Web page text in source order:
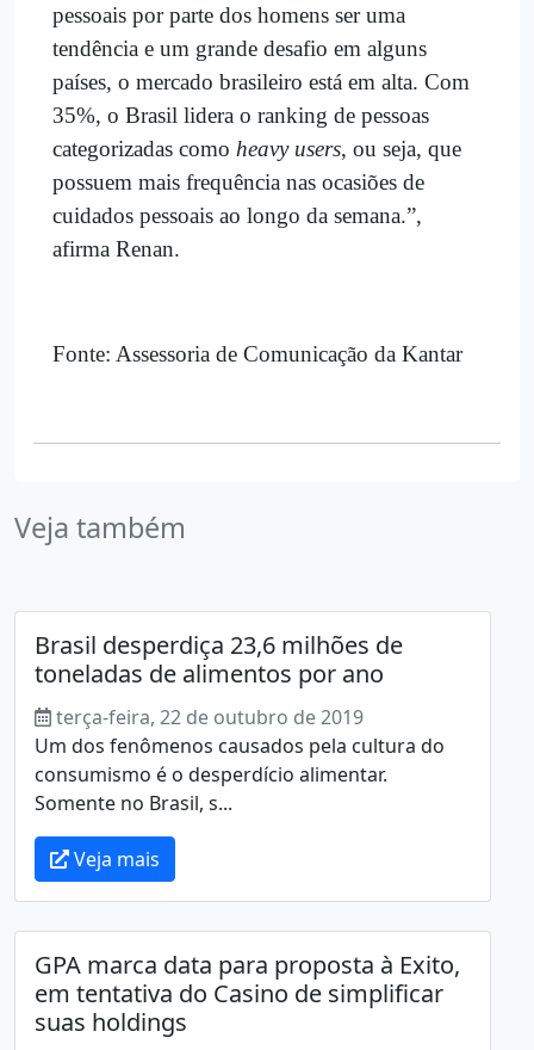
pessoais por parte dos homens ser uma
tendência e um grande desafio em alguns
países, o mercado brasileiro está em alta. Com
35%, o Brasil lidera o ranking de pessoas
categorizadas como heavy users, ou seja, que
possuem mais frequência nas ocasiões de
cuidados pessoais ao longo da semana.”,
afirma Renan.
Fonte: Assessoria de Comunicação da Kantar
Veja também
Brasil desperdiça 23,6 milhões de
toneladas de alimentos por ano
terça-feira, 22 de outubro de 2019
Um dos fenômenos causados pela cultura do
consumismo é o desperdício alimentar.
Somente no Brasil, s...
Veja mais
GPA marca data para proposta à Exito,
em tentativa do Casino de simplificar
suas holdings